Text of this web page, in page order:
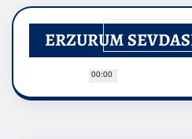
00:00
ERZURUM